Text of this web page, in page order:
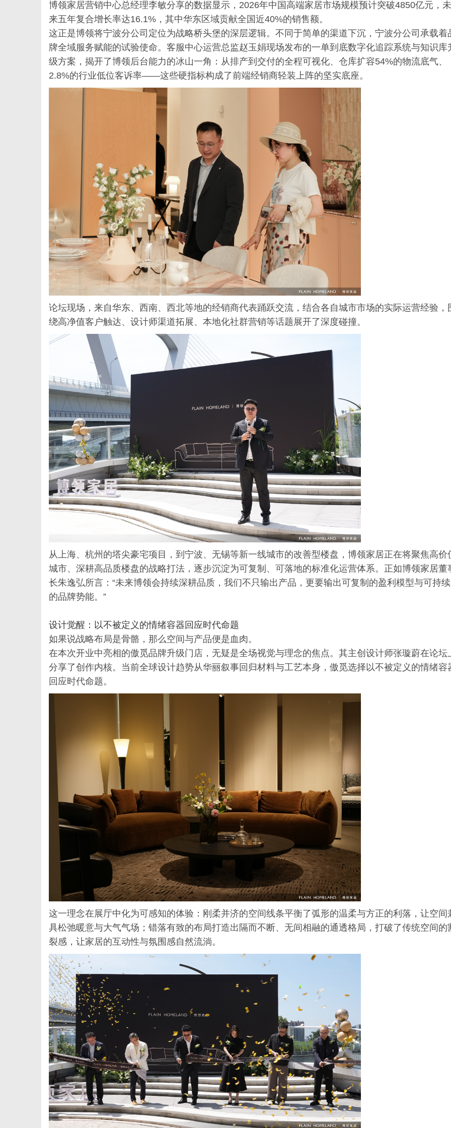
博领家居营销中心总经理李敏分享的数据显示，2026年中国高端家居市场规模预计突破4850亿元，未
来五年复合增长率达16.1%，其中华东区域贡献全国近40%的销售额。
这正是博领将宁波分公司定位为战略桥头堡的深层逻辑。不同于简单的渠道下沉，宁波分公司承载着
牌全域服务赋能的试验使命。客服中心运营总监赵玉娟现场发布的一单到底数字化追踪系统与知识库
级方案，揭开了博领后台能力的冰山一角：从排产到交付的全程可视化、仓库扩容54%的物流底气、
2.8%的行业低位客诉率——这些硬指标构成了前端经销商轻装上阵的坚实底座。
论坛现场，来自华东、西南、西北等地的经销商代表踊跃交流，结合各自城市市场的实际运营经验，
绕高净值客户触达、设计师渠道拓展、本地化社群营销等话题展开了深度碰撞。
从上海、杭州的塔尖豪宅项目，到宁波、无锡等新一线城市的改善型楼盘，博领家居正在将聚焦高价
城市、深耕高品质楼盘的战略打法，逐步沉淀为可复制、可落地的标准化运营体系。正如博领家居董
长朱逸弘所言：“未来博领会持续深耕品质，我们不只输出产品，更要输出可复制的盈利模型与可持续
的品牌势能。”
设计觉醒：以不被定义的情绪容器回应时代命题
如果说战略布局是骨骼，那么空间与产品便是血肉。
在本次开业中亮相的傲觅品牌升级门店，无疑是全场视觉与理念的焦点。其主创设计师张璇蔚在论坛
分享了创作内核。当前全球设计趋势从华丽叙事回归材料与工艺本身，傲觅选择以不被定义的情绪容
回应时代命题。
这一理念在展厅中化为可感知的体验：刚柔并济的空间线条平衡了弧形的温柔与方正的利落，让空间
具松弛暖意与大气气场；错落有致的布局打造出隔而不断、无间相融的通透格局，打破了传统空间的
裂感，让家居的互动性与氛围感自然流淌。